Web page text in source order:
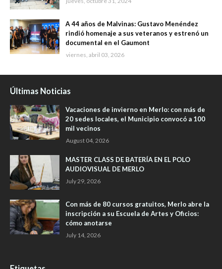
A 44 años de Malvinas: Gustavo Menéndez
rindió homenaje a sus veteranos y estrenó un
documental en el Gaumont
viernes, abril 03, 2026
Últimas Noticias
Vacaciones de invierno en Merlo: con más de
20 sedes locales, el Municipio convocó a 100
mil vecinos
August 04, 2026
MASTER CLASS DE BATERÍA EN EL POLO
AUDIOVISUAL DE MERLO
July 29, 2026
Con más de 80 cursos gratuitos, Merlo abre la
inscripción a su Escuela de Artes y Oficios:
cómo anotarse
July 14, 2026